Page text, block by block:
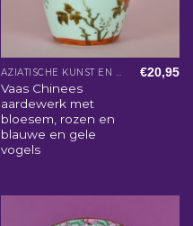
AZIATISCHE KUNST EN WOONACCESSOIRES
Vaas Chinees
aardewerk met
bloesem, rozen en
blauwe en gele
vogels
€20,95